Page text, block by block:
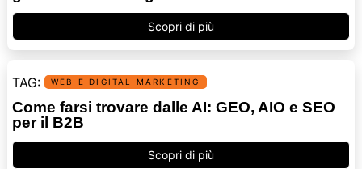
Scopri di più
WEB E DIGITAL MARKETING
Come farsi trovare dalle AI: GEO, AIO e SEO
per il B2B
Scopri di più